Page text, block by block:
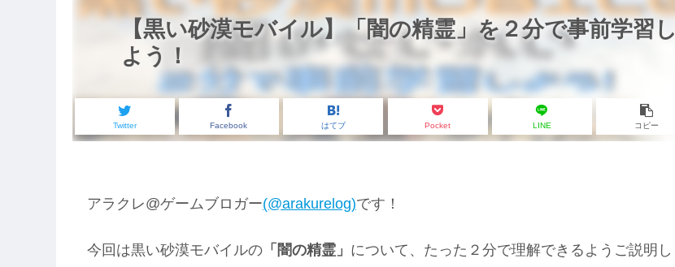
【黒い砂漠モバイル】「闇の精霊」を２分で事前学習し
よう！
Twitter Facebook はてブ Pocket LINE コピー
アラクレ@ゲームブロガー(@arakurelog)です！
今回は黒い砂漠モバイルの 「闇の精霊」 について、たった２分で理解できるようご説明し